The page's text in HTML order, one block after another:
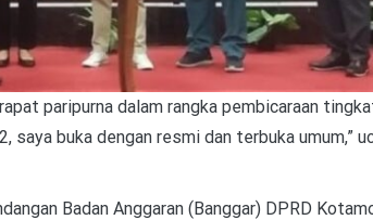
paripurna dalam rangka pembicaraan
saya buka dengan resmi dan terbuka umum,”
Badan Anggaran (Banggar) DPRD